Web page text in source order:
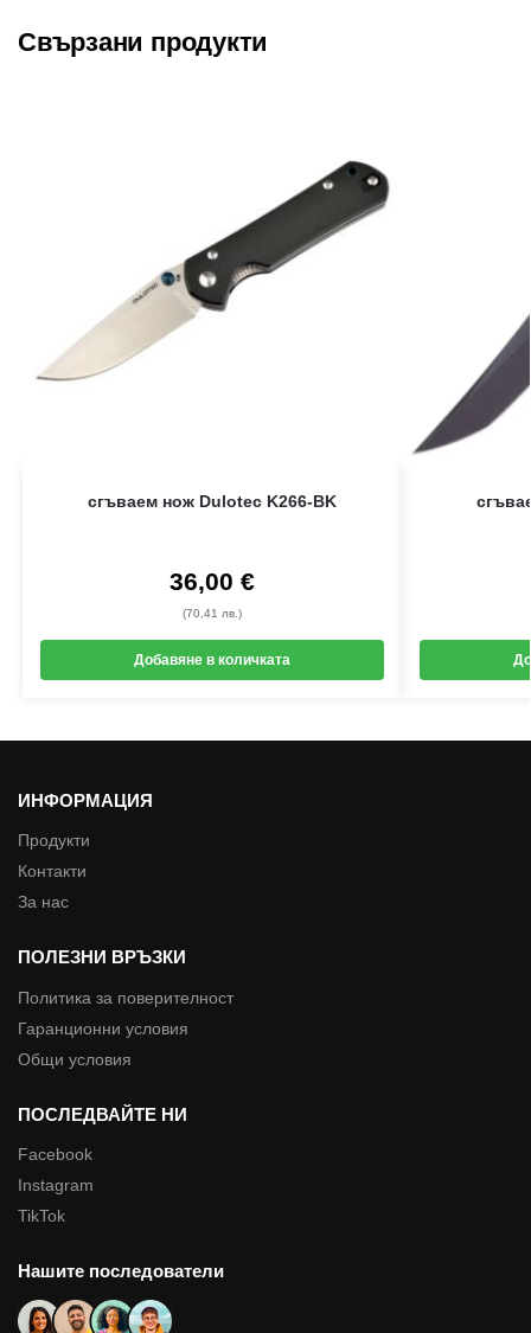
Свързани продукти
сгъваем нож Dulotec K266-BK
36,00 €
(70,41 лв.)
Добавяне в количката
ИНФОРМАЦИЯ
Продукти
Контакти
За нас
ПОЛЕЗНИ ВРЪЗКИ
Политика за поверителност
Гаранционни условия
Общи условия
ПОСЛЕДВАЙТЕ НИ
Facebook
Instagram
TikTok
Нашите последователи